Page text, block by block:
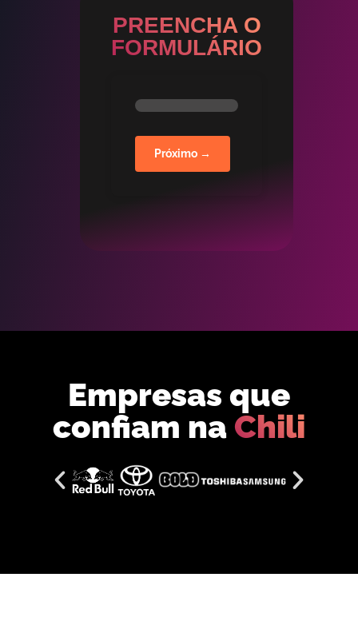
PREENCHA O
FORMULÁRIO
Próximo →
Empresas que
confiam na Chili